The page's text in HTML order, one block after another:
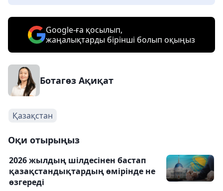
Google-ға қосылып,
жаңалықтарды бірінші болып оқыңыз
Ботагөз Ақиқат
Қазақстан
Оқи отырыңыз
2026 жылдың шілдесінен бастап
қазақстандықтардың өмірінде не
өзгереді